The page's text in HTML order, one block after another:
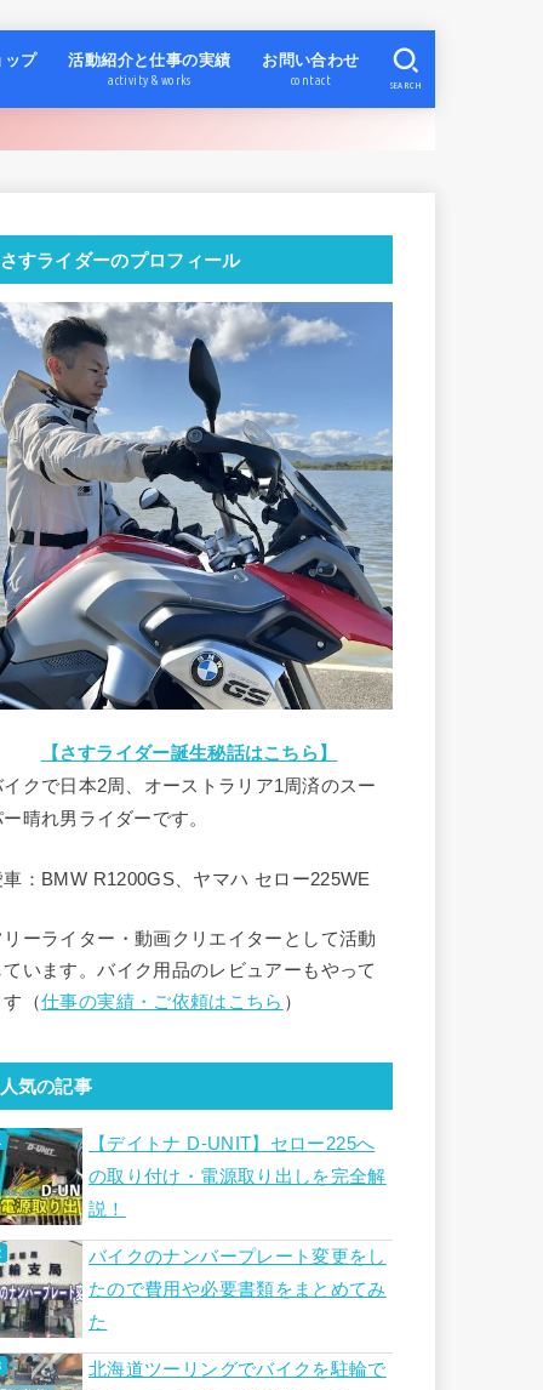
ップ 活動紹介と仕事の実績
activity & works
お問い合わせ
contact SEARCH
さすライダーのプロフィール
【さすライダー誕生秘話はこちら】
イクで日本2周、オーストラリア1周済のスー
ー晴れ男ライダーです。
車：BMW R1200GS、ヤマハ セロー225WE
リーライター・動画クリエイターとして活動
ています。バイク用品のレビュアーもやって
す（仕事の実績・ご依頼はこちら ）
人気の記事
【デイトナ D-UNIT】セロー225へ
の取り付け・電源取り出しを完全解
説！
バイクのナンバープレート変更をし
たので費用や必要書類をまとめてみ
た
北海道ツーリングでバイクを駐輪で